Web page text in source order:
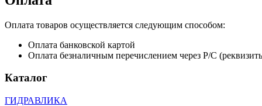
Оплата товаров осуществляется следующим способом:
Оплата банковской картой
Оплата безналичным перечислением через Р/С
Каталог
ГИДРАВЛИКА